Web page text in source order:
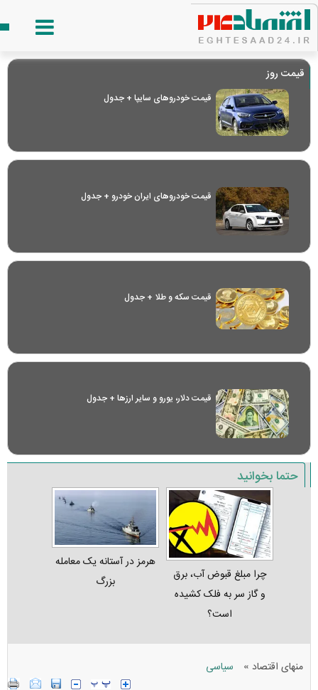
قیمت روز
قیمت خودرو‌های سایپا + جدول
قیمت خودرو‌های ایران خودرو + جدول
قیمت سکه و طلا + جدول
قیمت دلار، یورو و سایر ارز‌ها + جدول
حتما بخوانید
چرا مبلغ قبوض آب، برق
و گاز سر به فلک کشیده
است؟
هرمز در آستانه یک معامله
بزرگ
منهای اقتصاد » سیاسی